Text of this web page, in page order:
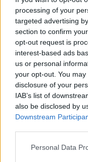
processing of your
targeted advertising
section to confirm
opt-out request is
interest-based ads
us or personal
your opt-out. You
disclosure of your
IAB’s list of
also be disclosed by
Downstream
Personal Data
crises et de plus
arrivée à trileptal et
temps en temps
manque de
remarque perte de
grave. bien
votre avis
oxcarbazépine